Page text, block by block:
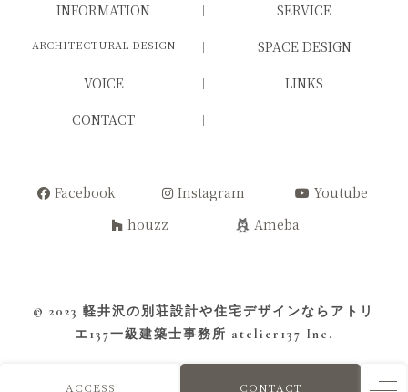
ACCESS CONTACT
INFORMATION
SERVICE
ARCHITECTURAL DESIGN
SPACE DESIGN
VOICE
LINKS
CONTACT
Facebook Instagram
Youtube
houzz
Ameba
© 2023軽井沢の別荘設計や住宅デザインならアトリ
エ137一級建築士事務所 atelier137 Inc.